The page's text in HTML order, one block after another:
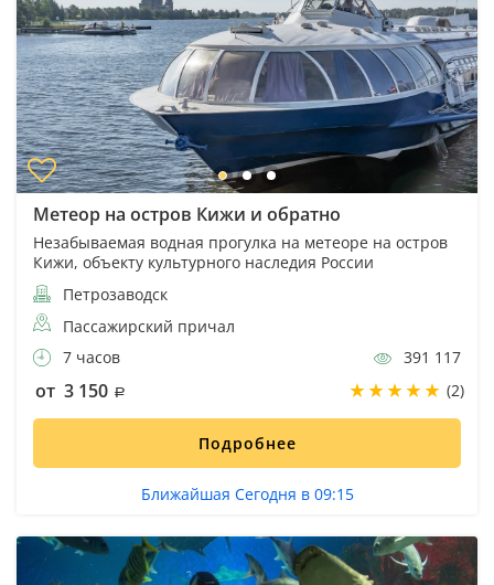
Метеор на остров Кижи и обратно
Незабываемая водная прогулка на метеоре на остров
Кижи, объекту культурного наследия России
Петрозаводск
Пассажирский причал
7 часов
391 117
от 3 150 (2)
Подробнее
Ближайшая Сегодня в 09:15